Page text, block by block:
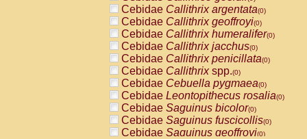
Cebidae Callithrix argentata(0)
Cebidae Callithrix geoffroyi(0)
Cebidae Callithrix humeralifer(0)
Cebidae Callithrix jacchus(0)
Cebidae Callithrix penicillata(0)
Cebidae Callithrixspp.(0)
Cebidae Cebuella pygmaea(0)
Cebidae Leontopithecus rosalia(0)
Cebidae Saguinus bicolor(0)
Cebidae Saguinus fuscicollis(0)
Cebidae Saguinus geoffroyi(0)